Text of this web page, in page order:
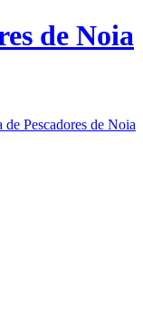
de Noia
Pescadores de Noia